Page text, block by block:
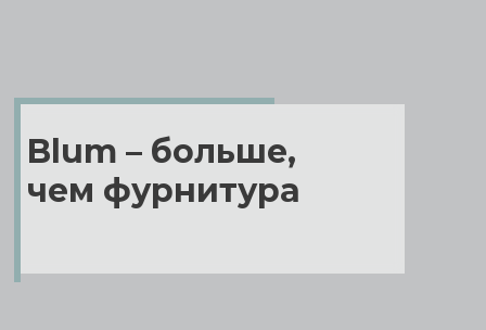
Blum – больше,
чем фурнитура